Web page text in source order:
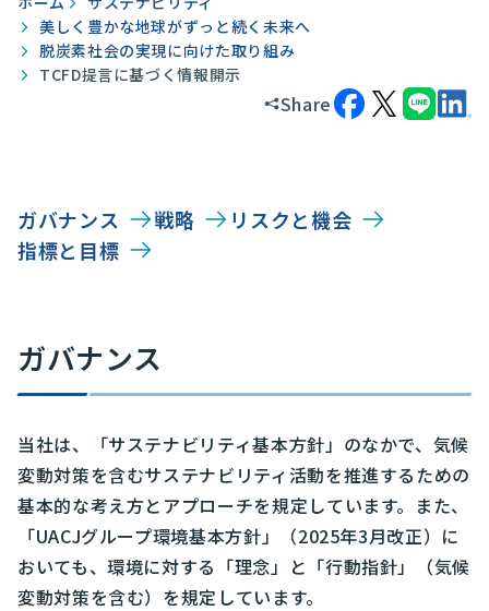
美しく豊かな地球がずっと続く未来へ
脱炭素社会の実現に向けた取り組み
TCFD提言に基づく情報開示
Share
ガバナンス 戦略
リスクと機会
指標と目標
ガバナンス
当社は、「サステナビリティ基本方針」のなかで、気候
変動対策を含むサステナビリティ活動を推進するための
基本的な考え方とアプローチを規定しています。また、
「UACJグループ環境基本方針」（2025年3月改正）に
おいても、環境に対する「理念」と「行動指針」（気候
変動対策を含む）を規定しています。